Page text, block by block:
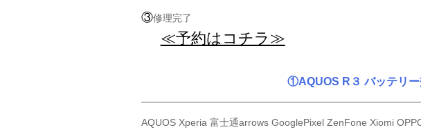
③修理完了
≪予約はコチラ≫
①AQUOS R３ バッテリー
AQUOS Xperia 富士通arrows GooglePixel ZenFone Xiomi